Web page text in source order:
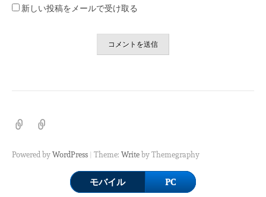
新しい投稿をメールで受け取る
ム
イ
Powered byWordPress| Theme:Writeby Themegraphy
モバイル PC